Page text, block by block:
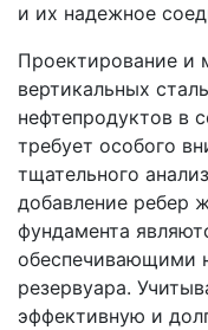
и их надежное
Проектирование и
вертикальных
нефтепродуктов в
требует особого
тщательного
добавление ребер
фундамента
обеспечивающими
резервуара.
эффективную и